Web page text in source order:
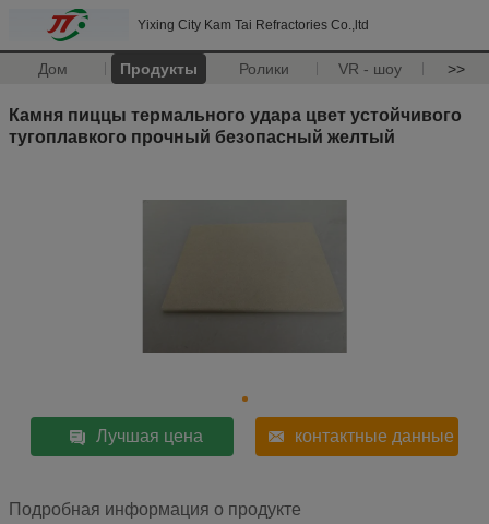
Yixing City Kam Tai Refractories Co.,ltd
Дом Продукты Ролики VR - шоу >>
Камня пиццы термального удара цвет устойчивого
тугоплавкого прочный безопасный желтый
Лучшая цена контактные данные
Подробная информация о продукте